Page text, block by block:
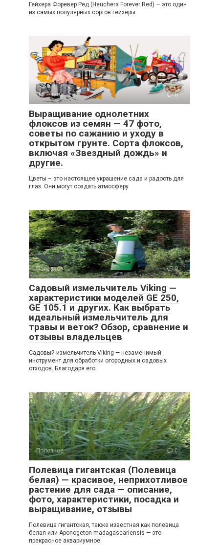
Гейхера Форевер Ред (Heuchera Forever Red) — это один
из самых популярных сортов гейхеры.
Полезное 0
Выращивание однолетних
флоксов из семян — 47 фото,
советы по сажанию и уходу в
открытом грунте. Сорта флоксов,
включая «Звездный дождь» и
другие.
Цветы – это настоящее украшение сада и радость для
глаз. Они могут создать атмосферу
Полезное 0
Садовый измельчитель Viking —
характеристики моделей GE 250,
GE 105.1 и других. Как выбрать
идеальный измельчитель для
травы и веток? Обзор, сравнение и
отзывы владельцев
Садовый измельчитель Viking — незаменимый
инструмент для обработки огородных и садовых
отходов. Благодаря его
Полезное 0
Полевица гигантская (Полевица
белая) — красивое, неприхотливое
растение для сада — описание,
фото, характеристики, посадка и
выращивание, отзывы
Полевица гигантская, также известная как полевица
белая или Aponogeton madagascariensis — это
прекрасное аквариумное